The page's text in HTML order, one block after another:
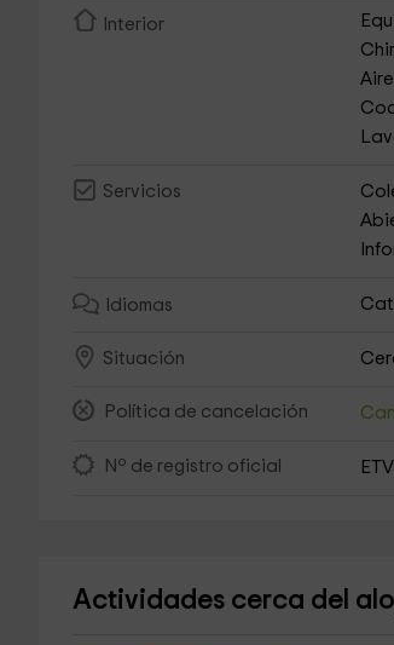
Interior
Servicios
Idiomas
Situación
Política de cancelación
Nº de registro oficial
Actividades cerca del